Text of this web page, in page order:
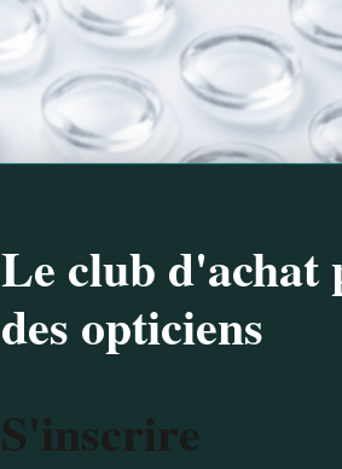
Le club d'achat
des opticiens
S'inscrire